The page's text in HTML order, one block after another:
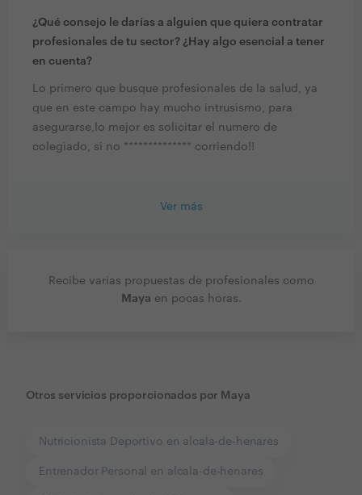
¿Qué consejo le darías a alguien que quiera contratar
profesionales de tu sector? ¿Hay algo esencial a tener
en cuenta?
Lo primero que busque profesionales de la salud, ya
que en este campo hay mucho intrusismo, para
asegurarse,lo mejor es solicitar el numero de
colegiado, si no ************** corriendo!!
Ver más
Recibe varias propuestas de profesionales como
Maya en pocas horas.
Otros servicios proporcionados por Maya
Nutricionista Deportivo en alcala-de-henares
Entrenador Personal en alcala-de-henares